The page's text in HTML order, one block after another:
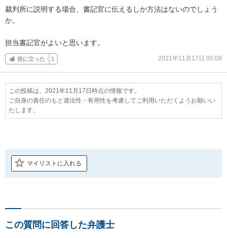
裁判所に説明する場合、書記官に伝えるしか方法はないのでしょう
か。
担当書記官がよいと思います。
役に立った 1 2021年11月17日 05:08
この投稿は、2021年11月17日時点の情報です。
ご自身の責任のもと適法性・有用性を考慮してご利用いただくようお願いい
たします。
マイリストに入れる
この質問に回答した弁護士